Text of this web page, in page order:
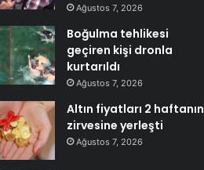
Ağustos 7, 2026
Boğulma tehlikesi
geçiren kişi dronla
kurtarıldı
Ağustos 7, 2026
Altın fiyatları 2 haftanın
zirvesine yerleşti
Ağustos 7, 2026